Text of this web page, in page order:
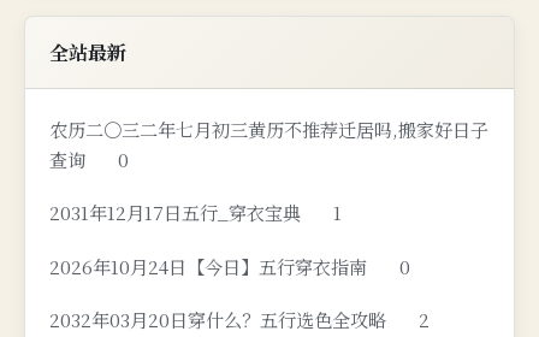
全站最新
农历二〇三二年七月初三黄历不推荐迁居吗,搬家好日子
查询
0
2031年12月17日五行_穿衣宝典 1
2026年10月24日【今日】五行穿衣指南 0
2032年03月20日穿什么？五行选色全攻略 2